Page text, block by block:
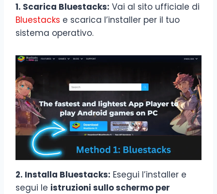
1. Scarica Bluestacks: Vai al sito ufficiale di
Bluestacks e scarica l’installer per il tuo
sistema operativo.
2. Installa Bluestacks: Esegui l’installer e
segui le istruzioni sullo schermo per